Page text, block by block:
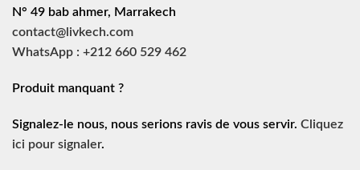
N° 49 bab ahmer, Marrakech
contact@livkech.com
WhatsApp : +212 660 529 462
Produit manquant ?
Signalez-le nous, nous serions ravis de vous servir. Cliquez
ici pour signaler.